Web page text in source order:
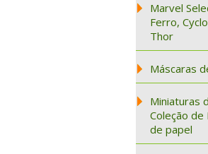
Marvel
Ferro,
Thor
Máscaras
Miniaturas
Coleção de
de papel